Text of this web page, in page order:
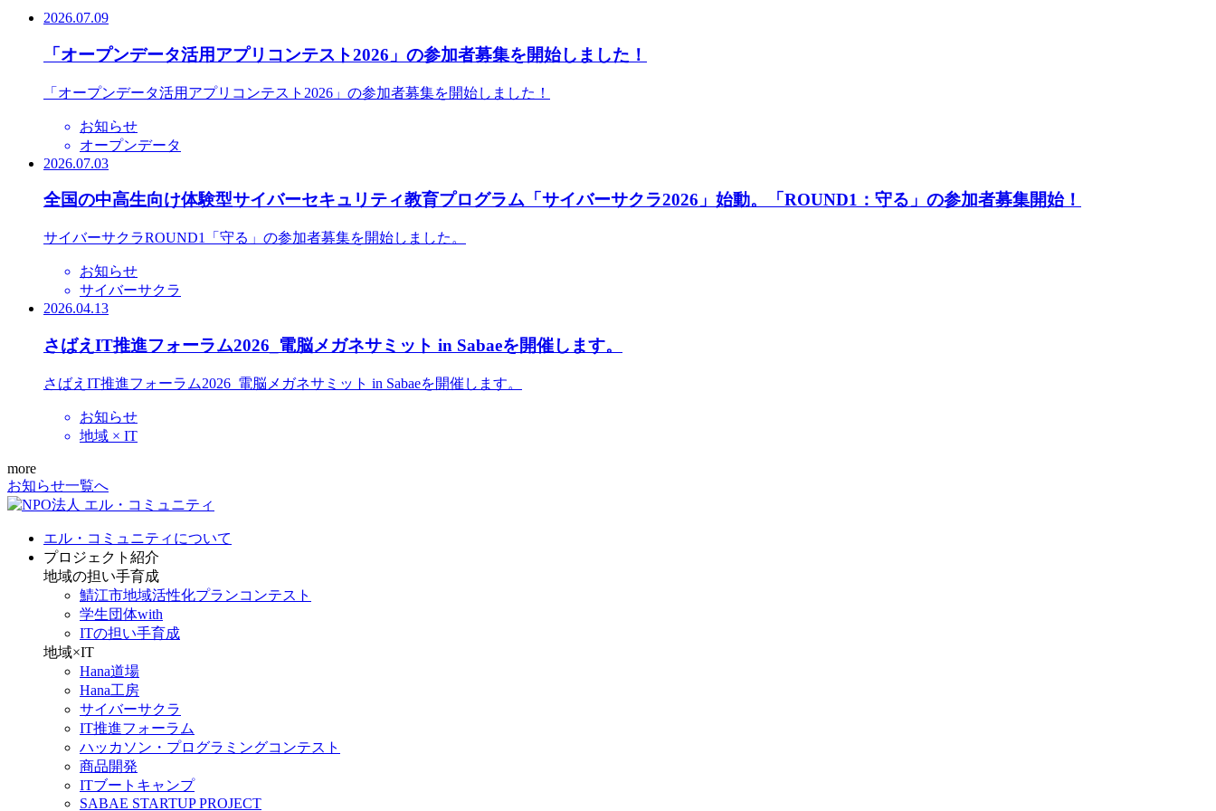
2026.07.09
「オープンデータ活用アプリコンテスト2026」の参加者募集を開始しました！
「オープンデータ活用アプリコンテスト2026」の参加者募集を開始しました！
お知らせ
オープンデータ
2026.07.03
全国の中高生向け体験型サイバーセキュリティ教育プログラム「サイバーサクラ2026」始動。「ROUND1：守る」の参加者募集開始！
サイバーサクラROUND1「守る」の参加者募集を開始しました。
お知らせ
サイバーサクラ
2026.04.13
さばえIT推進フォーラム2026_電脳メガネサミット in Sabaeを開催します。
さばえIT推進フォーラム2026_電脳メガネサミット in Sabaeを開催します。
お知らせ
地域 × IT
more
お知らせ一覧へ
エル・コミュニティについて
プロジェクト紹介
地域の担い手育成
鯖江市地域活性化プランコンテスト
学生団体with
ITの担い手育成
地域×IT
Hana道場
Hana工房
サイバーサクラ
IT推進フォーラム
ハッカソン・プログラミングコンテスト
商品開発
ITブートキャンプ
SABAE STARTUP PROJECT